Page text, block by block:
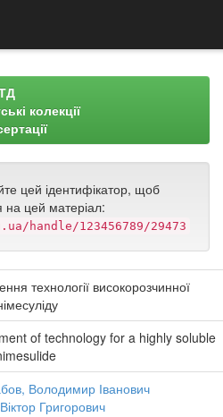
колекції
цей ідентифікатор, щоб
на цей матеріал:
handle/123456789/29473
технології високорозчинної
of technology for a highly soluble
Володимир Іванович
Григорович